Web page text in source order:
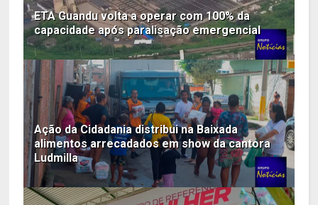
ETA Guandu volta a operar com 100% da
capacidade após paralisação emergencial
Ação da Cidadania distribui na Baixada
alimentos arrecadados em show da cantora
Ludmilla